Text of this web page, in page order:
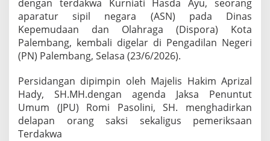
k
a
n
a
n
a
P
dengan terdakwa Kurniati Hasda Ayu, seorang
aparatur sipil negara (ASN) pada Dinas
Kepemudaan dan Olahraga (Dispora) Kota
Palembang, kembali digelar di Pengadilan Negeri
(PN) Palembang, Selasa (23/6/2026).
Persidangan dipimpin oleh Majelis Hakim Aprizal
Hady, SH.MH.dengan agenda Jaksa Penuntut
Umum (JPU) Romi Pasolini, SH. menghadirkan
delapan orang saksi sekaligus pemeriksaan
Terdakwa